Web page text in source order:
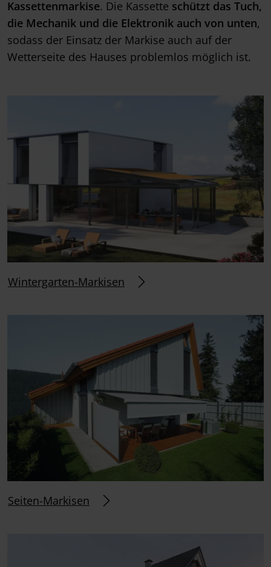
Kassettenmarkise. Die Kassette schützt das Tuch,
die Mechanik und die Elektronik auch von unten,
sodass der Einsatz der Markise auch auf der
Wetterseite des Hauses problemlos möglich ist.
Wintergarten-Markisen
Seiten-Markisen